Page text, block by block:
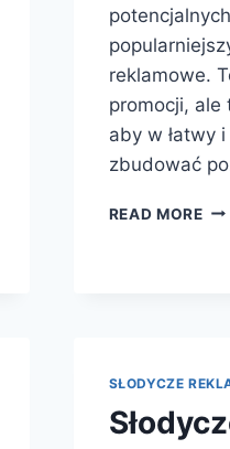
reklamowe.
promocji, ale
aby w łatwy
zbudować
READ MORE
SŁODYCZE